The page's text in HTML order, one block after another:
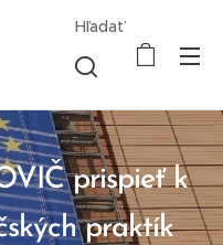
Hľadať
prispieť k
praktík